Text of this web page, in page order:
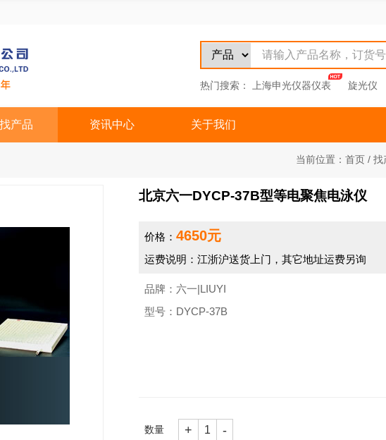
热门搜索： 上海申光仪器仪表 旋光仪
找产品 资讯中心 关于我们
当前位置： 首页 / 找
北京六一DYCP-37B型等电聚焦电泳仪
价格： 4650元
运费说明：江浙沪送货上门，其它地址运费另询
品牌：六一|LIUYI
型号：DYCP-37B
数量 + 1 -